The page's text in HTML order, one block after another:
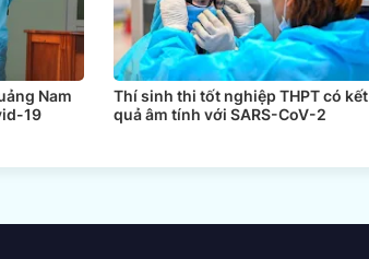
Nam
19
Thí sinh thi tốt nghiệp THPT có kết
quả âm tính với SARS-CoV-2